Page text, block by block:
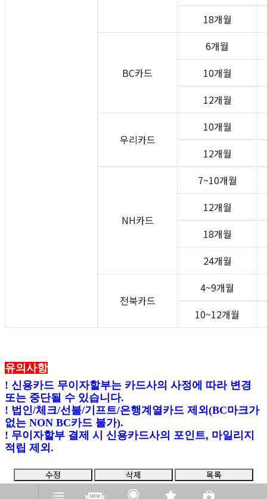
18개월
BC카드
6개월
10개월
12개월
우리카드
10개월
12개월
NH카드
7~10개월
12개월
18개월
24개월
전북카드
4~9개월
10~12개월
유의사항
! 신용카드 무이자할부는 카드사의 사정에 따라 변경
또는 중단될 수 있습니다.
! 법인/체크/선불/기프트/은행계열카드 제외(BC마크가
없는 NON BC카드 불가).
! 무이자할부 결제 시 신용카드사의 포인트, 마일리지
적립 제외.
수정 삭제 목록